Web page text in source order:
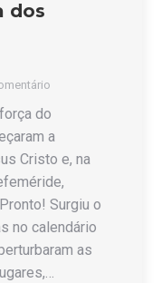
dos
do
a
Cristo e, na
Surgiu o
no calendário
as